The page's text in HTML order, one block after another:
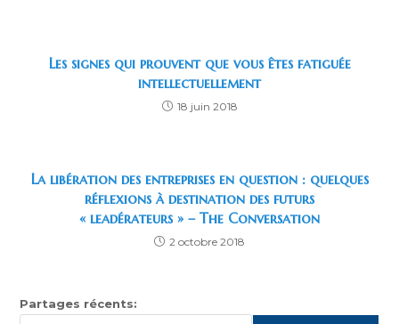
Les signes qui prouvent que vous êtes fatiguée
intellectuellement
18 juin 2018
La libération des entreprises en question : quelques
réflexions à destination des futurs
« leadérateurs » – The Conversation
2 octobre 2018
Partages récents: